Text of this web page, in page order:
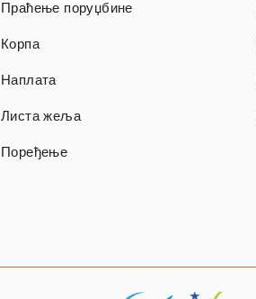
Праћење поруџбине
Корпа
Наплата
Листа жеља
Поређење